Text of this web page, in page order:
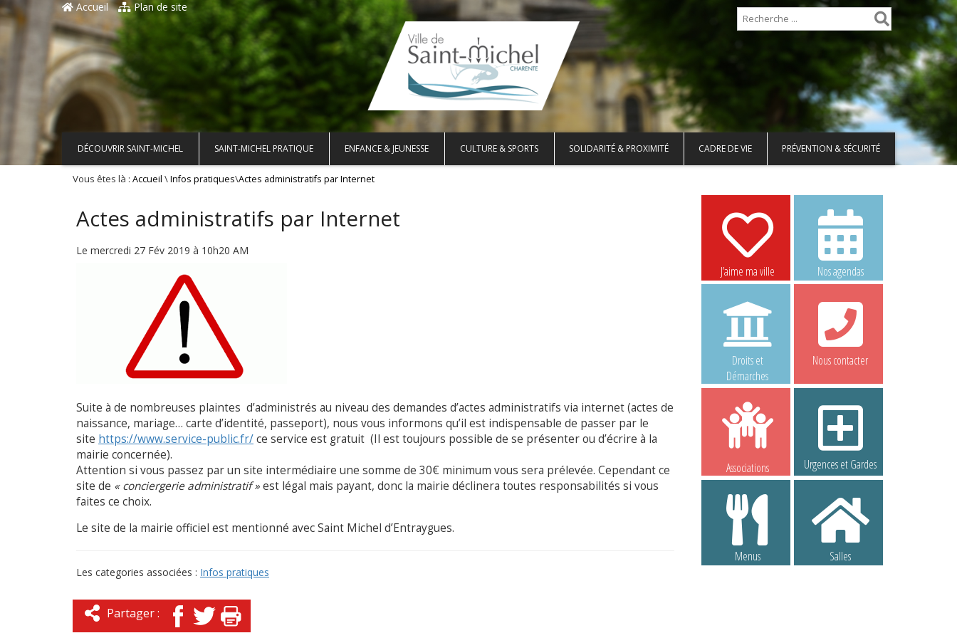
Accueil Plan de site
DÉCOUVRIR SAINT-MICHEL SAINT-MICHEL PRATIQUE ENFANCE & JEUNESSE CULTURE & SPORTS SOLIDARITÉ & PROXIMITÉ CADRE DE VIE PRÉVENTION & SÉCURITÉ
Vous êtes là : Accueil \Infos pratiques\Actes administratifs par Internet
Actes administratifs par Internet
Le mercredi 27 Fév 2019 à 10h20 AM
Suite à de nombreuses plaintes d’administrés au niveau des demandes d’actes administratifs via internet (actes de
naissance, mariage… carte d’identité, passeport), nous vous informons qu’il est indispensable de passer par le
site https://www.service-public.fr/ce service est gratuit (Il est toujours possible de se présenter ou d’écrire à la
mairie concernée).
Attention si vous passez par un site intermédiaire une somme de 30€ minimum vous sera prélevée. Cependant ce
site de « conciergerie administratif »est légal mais payant, donc la mairie déclinera toutes responsabilités si vous
faites ce choix.
Le site de la mairie officiel est mentionné avec Saint Michel d’Entraygues.
Les categories associées : Infos pratiques
J’aime ma ville Nos agendas
Droits et
Démarches
Nous contacter
Associations Urgences et Gardes
Menus Salles
Partager :